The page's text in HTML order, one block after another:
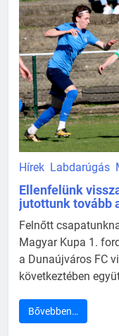
Hírek Labdarúgás
Ellenfelünk
jutottunk tovább
Felnőtt
Magyar Kupa 1.
a Dunaújváros FC
következtében
Bővebben…